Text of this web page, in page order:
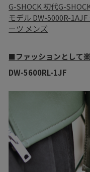
G-SHOCK 初代G-
モデル DW-5000R-1AJF
ーツ メンズ
■ ファッションとして
DW-5600RL-1JF